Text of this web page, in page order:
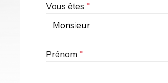
Vous êtes
Prénom